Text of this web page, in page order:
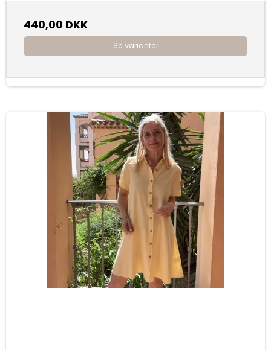
440,00 DKK
Se varianter